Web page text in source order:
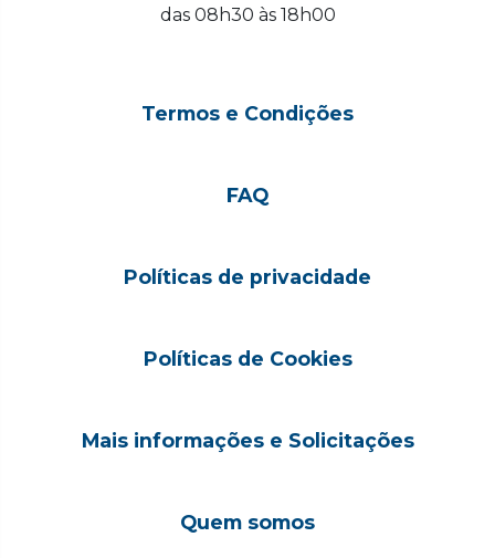
das 08h30 às 18h00
Termos e Condições
FAQ
Políticas de privacidade
Políticas de Cookies
Mais informações e Solicitações
Quem somos